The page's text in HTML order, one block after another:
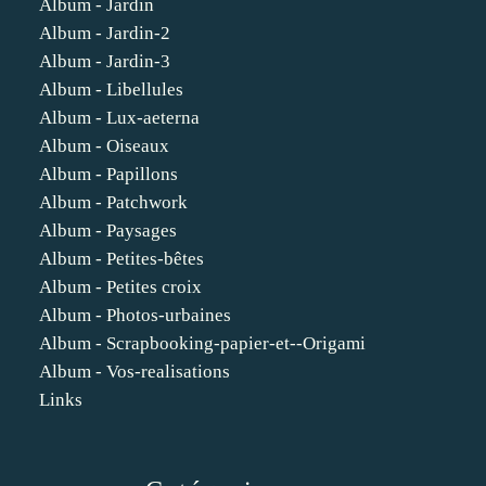
Album - Jardin
Album - Jardin-2
Album - Jardin-3
Album - Libellules
Album - Lux-aeterna
Album - Oiseaux
Album - Papillons
Album - Patchwork
Album - Paysages
Album - Petites-bêtes
Album - Petites croix
Album - Photos-urbaines
Album - Scrapbooking-papier-et--Origami
Album - Vos-realisations
Links